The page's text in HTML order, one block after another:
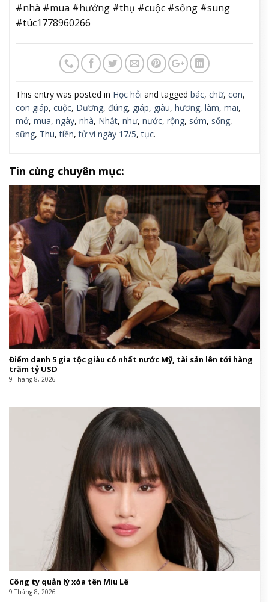
#nhà #mua #hưởng #thụ #cuộc #sống #sung
#túc1778960266
This entry was posted in Học hỏi and tagged bác, chữ, con,
con giáp, cuộc, Dương, đúng, giáp, giàu, hương, làm, mai,
mở, mua, ngày, nhà, Nhật, như, nước, rộng, sớm, sống,
sững, Thu,tiền,tử vi ngày 17/5,tục.
Tin cùng chuyên mục:
Điểm danh 5 gia tộc giàu có nhất nước Mỹ, tài sản lên tới hàng
trăm tỷ USD
9 Tháng 8, 2026
Công ty quản lý xóa tên Miu Lê
9 Tháng 8, 2026